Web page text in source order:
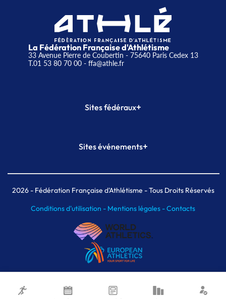
La Fédération Française d'Athlétisme
33 Avenue Pierre de Coubertin - 75640 Paris Cedex 13
T.01 53 80 70 00- ffa@athle.fr
Sites fédéraux+
Plateforme Formation
Sites événements+
Meeting de Paris indoor
MAIF Ekiden de Paris
2026- Fédération Française d'Athlétisme - Tous Droits Réservés
Conditions d'utilisation - Mentions légales -Contacts